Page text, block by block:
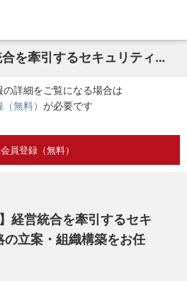
【CISO候補】経営統合を牽引するセキュリティ戦略の立案・組織構築をお任せ
詳細をご覧になる場合は
無料） が必要です
員登録（無料）
経営統合を牽引するセキ
の立案・組織構築をお任